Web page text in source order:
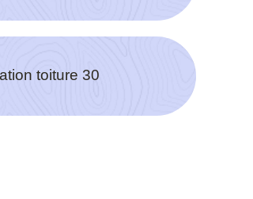
toiture 30